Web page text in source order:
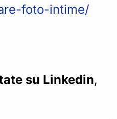
foto-intime/
su Linkedin,